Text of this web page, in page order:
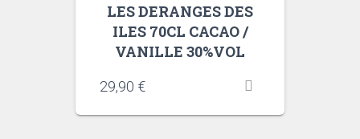
LES DERANGES DES
ILES 70CL CACAO /
VANILLE 30%VOL
29,90 €